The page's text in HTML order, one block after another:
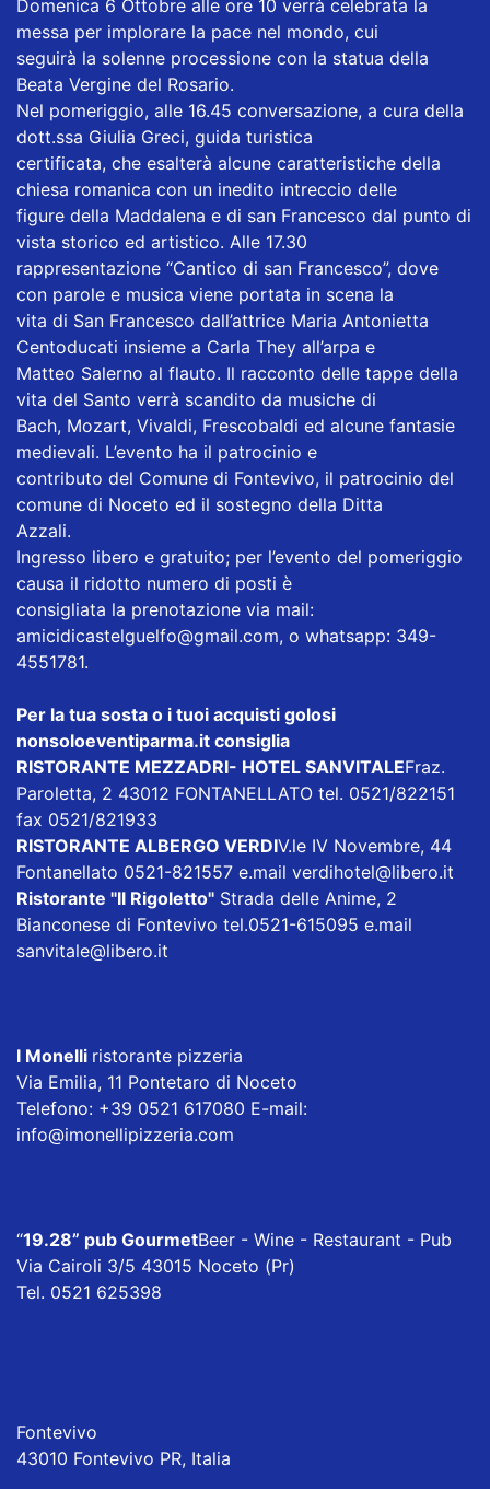
Domenica 6 Ottobre alle ore 10 verrà celebrata la
messa per implorare la pace nel mondo, cui
seguirà la solenne processione con la statua della
Beata Vergine del Rosario.
Nel pomeriggio, alle 16.45 conversazione, a cura della
dott.ssa Giulia Greci, guida turistica
certificata, che esalterà alcune caratteristiche della
chiesa romanica con un inedito intreccio delle
figure della Maddalena e di san Francesco dal punto di
vista storico ed artistico. Alle 17.30
rappresentazione “Cantico di san Francesco”, dove
con parole e musica viene portata in scena la
vita di San Francesco dall’attrice Maria Antonietta
Centoducati insieme a Carla They all’arpa e
Matteo Salerno al flauto. Il racconto delle tappe della
vita del Santo verrà scandito da musiche di
Bach, Mozart, Vivaldi, Frescobaldi ed alcune fantasie
medievali. L’evento ha il patrocinio e
contributo del Comune di Fontevivo, il patrocinio del
comune di Noceto ed il sostegno della Ditta
Azzali.
Ingresso libero e gratuito; per l’evento del pomeriggio
causa il ridotto numero di posti è
consigliata la prenotazione via mail:
amicidicastelguelfo@gmail.com, o whatsapp: 349-
4551781.
Per la tua sosta o i tuoi acquisti golosi
nonsoloeventiparma.it consiglia
RISTORANTE MEZZADRI- HOTEL SANVITALEFraz.
Paroletta, 2 43012 FONTANELLATO tel. 0521/822151
fax 0521/821933
RISTORANTE ALBERGO VERDIV.le IV Novembre, 44
Fontanellato 0521-821557 e.mail verdihotel@libero.it
Ristorante "Il Rigoletto" Strada delle Anime, 2
Bianconese di Fontevivo tel.0521-615095 e.mail
sanvitale@libero.it
I Monelli ristorante pizzeria
Via Emilia, 11 Pontetaro di Noceto
Telefono: +39 0521 617080 E-mail:
info@imonellipizzeria.com
“19.28” pub GourmetBeer - Wine - Restaurant - Pub
Via Cairoli 3/5 43015 Noceto (Pr)
Tel. 0521 625398
Fontevivo
43010 Fontevivo PR, Italia